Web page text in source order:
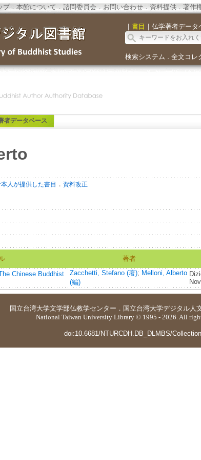
プ．本館について．諮問委員会． お問い合わせ． 資料提供．著作
｜ 書目 ｜ 仏学著者データ
検索システム ． 全文コレ
者データベース
人が提供した書目 ． 資料改正
著者
Chinese Buddhist
Zacchetti, Stefano (著); Melloni, Alberto
(編)
国立台湾大学文学部仏教学センター ． 国立台湾大学デジタル人
National Taiwan University Library © 1995 - 2026. All
doi:10.6681/NTURCDH.DB_DLMBS/Collection